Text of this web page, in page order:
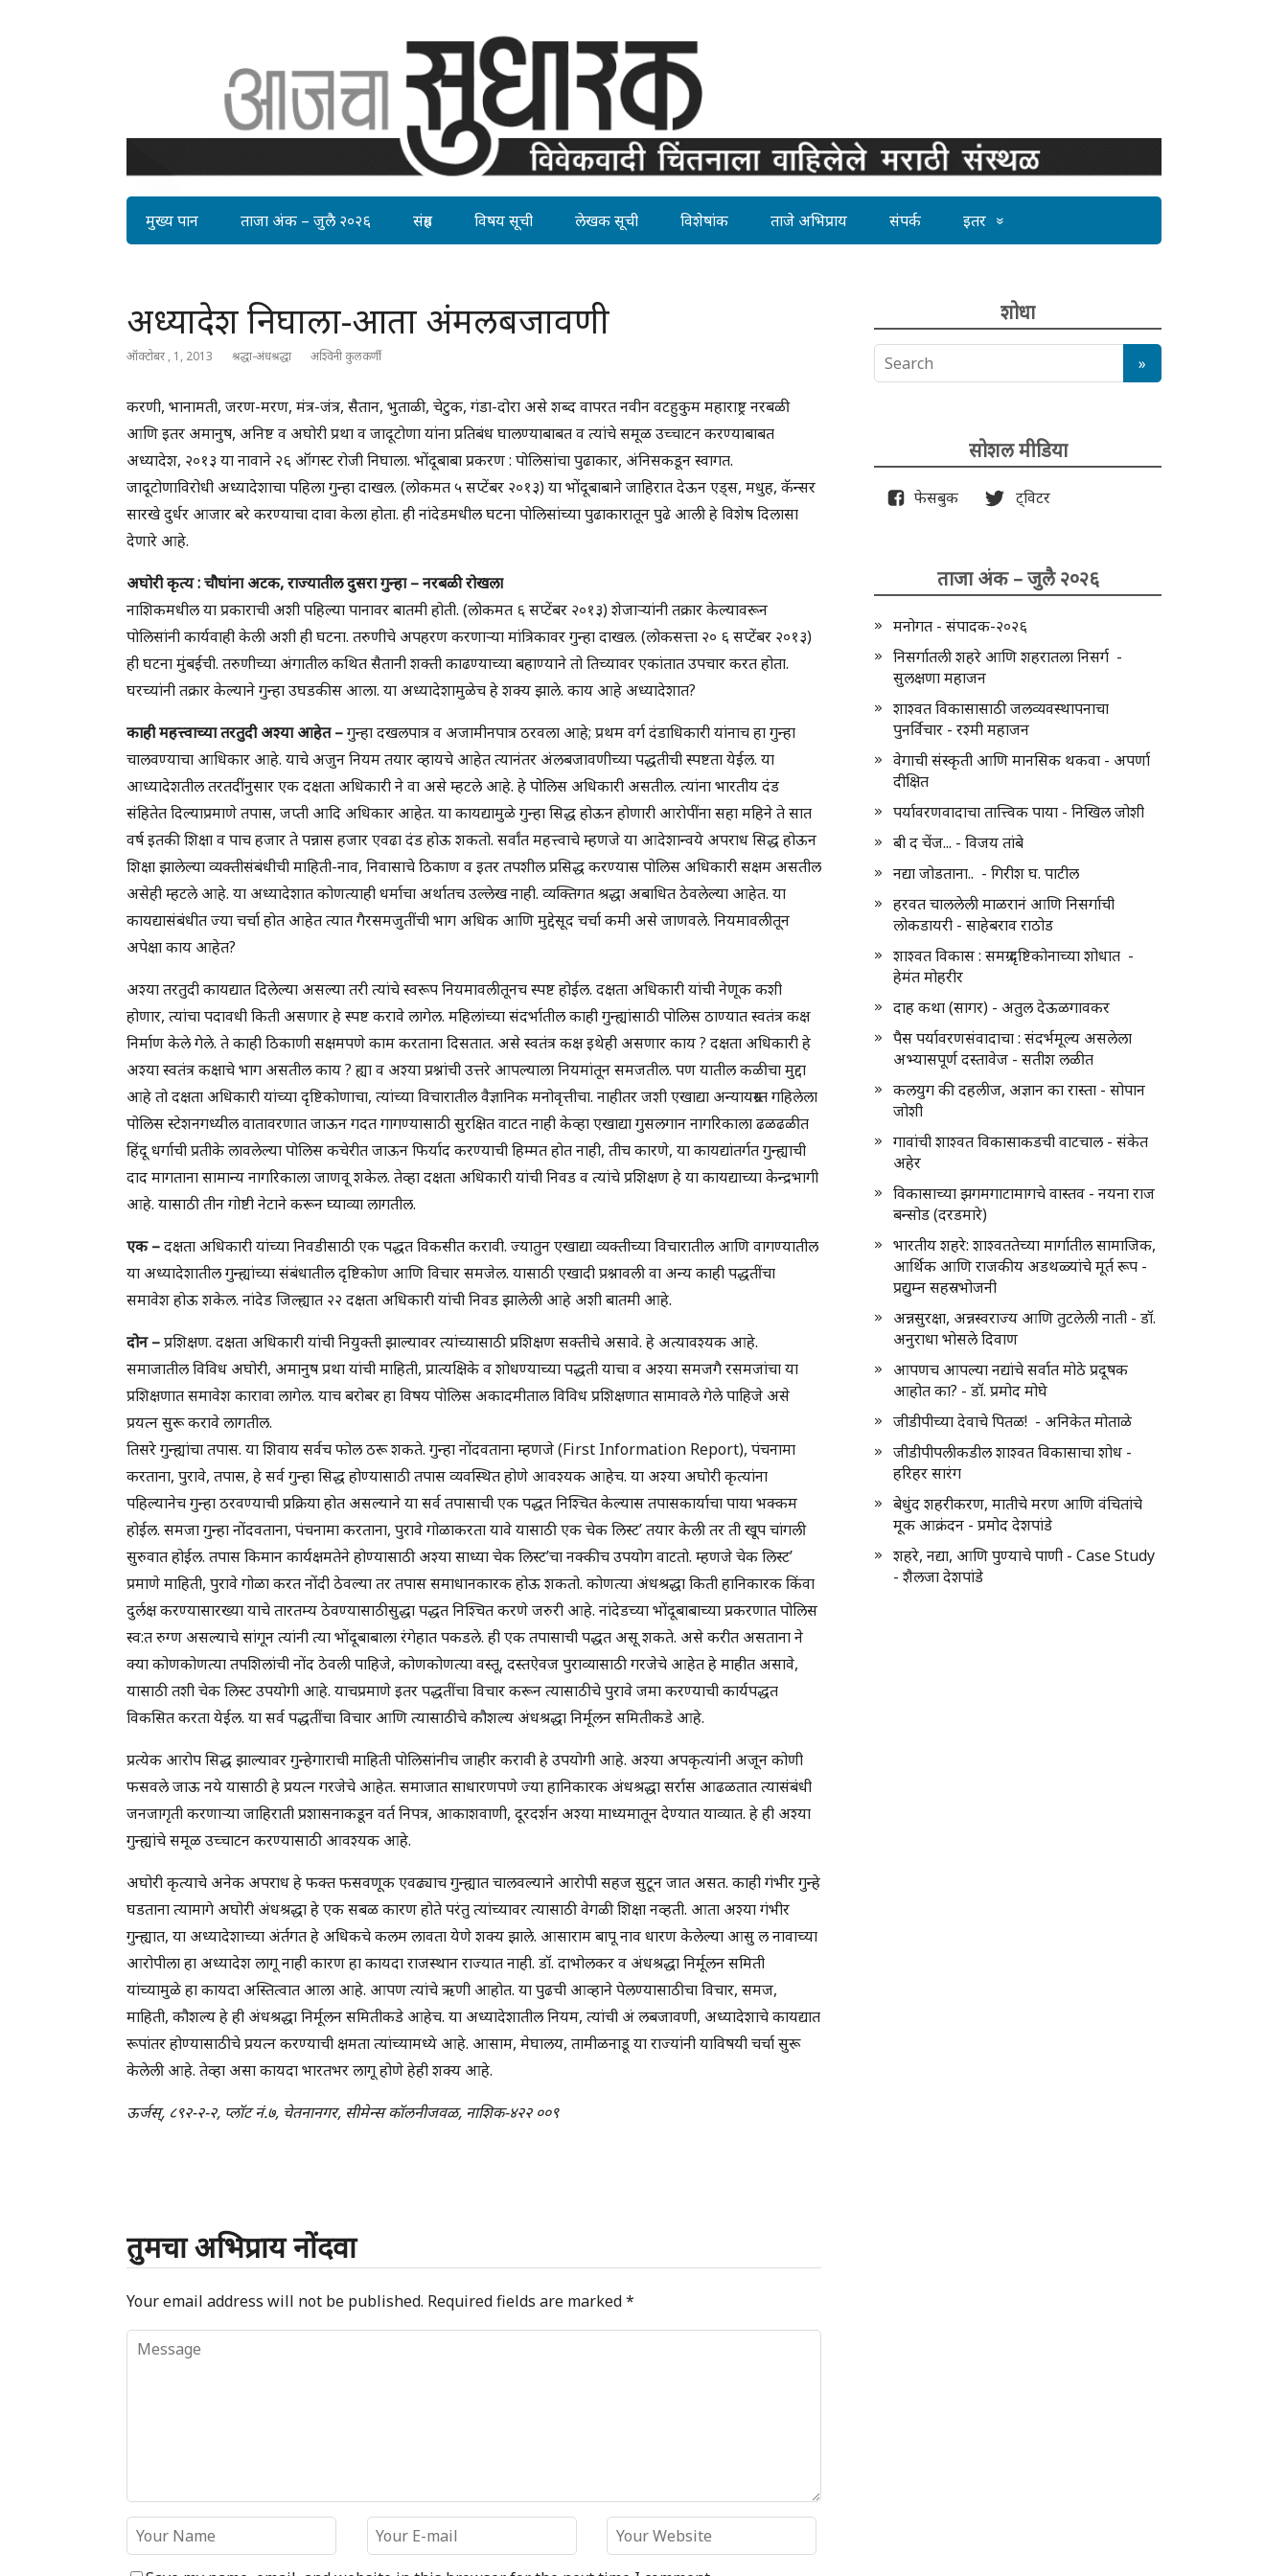
मुख्य पान ताजा अंक – जुलै २०२६ संग्रह विषय सूची लेखक सूची विशेषांक ताजे अभिप्राय संपर्क इतर
अध्यादेश निघाला-आता अंमलबजावणी
ऑक्टोबर , 1, 2013 श्रद्धा-अंधश्रद्धा अश्विनी कुलकर्णी
करणी, भानामती, जरण-मरण, मंत्र-जंत्र, सैतान, भुताळी, चेटुक, गंडा-दोरा असे शब्द वापरत नवीन वटहुकुम महाराष्ट्र नरबळी
आणि इतर अमानुष, अनिष्ट व अघोरी प्रथा व जादूटोणा यांना प्रतिबंध घालण्याबाबत व त्यांचे समूळ उच्चाटन करण्याबाबत
अध्यादेश, २०१३ या नावाने २६ ऑगस्ट रोजी निघाला. भोंदूबाबा प्रकरण : पोलिसांचा पुढाकार, अंनिसकडून स्वागत.
जादूटोणाविरोधी अध्यादेशाचा पहिला गुन्हा दाखल. (लोकमत ५ सप्टेंबर २०१३) या भोंदूबाबाने जाहिरात देऊन एड्स, मधुह, कॅन्सर
सारखे दुर्धर आजार बरे करण्याचा दावा केला होता. ही नांदेडमधील घटना पोलिसांच्या पुढाकारातून पुढे आली हे विशेष दिलासा
देणारे आहे.
अघोरी कृत्य : चौघांना अटक, राज्यातील दुसरा गुन्हा – नरबळी रोखला
नाशिकमधील या प्रकाराची अशी पहिल्या पानावर बातमी होती. (लोकमत ६ सप्टेंबर २०१३) शेजाऱ्यांनी तक्रार केल्यावरून
पोलिसांनी कार्यवाही केली अशी ही घटना. तरुणीचे अपहरण करणाऱ्या मांत्रिकावर गुन्हा दाखल. (लोकसत्ता २० ६ सप्टेंबर २०१३)
ही घटना मुंबईची. तरुणीच्या अंगातील कथित सैतानी शक्ती काढण्याच्या बहाण्याने तो तिच्यावर एकांतात उपचार करत होता.
घरच्यांनी तक्रार केल्याने गुन्हा उघडकीस आला. या अध्यादेशामुळेच हे शक्य झाले. काय आहे अध्यादेशात?
काही महत्त्वाच्या तरतुदी अश्या आहेत –गुन्हा दखलपात्र व अजामीनपात्र ठरवला आहे; प्रथम वर्ग दंडाधिकारी यांनाच हा गुन्हा
चालवण्याचा आधिकार आहे. याचे अजुन नियम तयार व्हायचे आहेत त्यानंतर अंलबजावणीच्या पद्धतीची स्पष्टता येईल. या
आध्यादेशतील तरतदींनुसार एक दक्षता अधिकारी ने वा असे म्हटले आहे. हे पोलिस अधिकारी असतील. त्यांना भारतीय दंड
संहितेत दिल्याप्रमाणे तपास, जप्ती आदि अधिकार आहेत. या कायद्यामुळे गुन्हा सिद्ध होऊन होणारी आरोपींना सहा महिने ते सात
वर्ष इतकी शिक्षा व पाच हजार ते पन्नास हजार एवढा दंड होऊ शकतो. सर्वांत महत्त्वाचे म्हणजे या आदेशान्वये अपराध सिद्ध होऊन
शिक्षा झालेल्या व्यक्तीसंबंधीची माहिती-नाव, निवासाचे ठिकाण व इतर तपशील प्रसिद्ध करण्यास पोलिस अधिकारी सक्षम असतील
असेही म्हटले आहे. या अध्यादेशात कोणत्याही धर्माचा अर्थातच उल्लेख नाही. व्यक्तिगत श्रद्धा अबाधित ठेवलेल्या आहेत. या
कायद्यासंबंधीत ज्या चर्चा होत आहेत त्यात गैरसमजुतींची भाग अधिक आणि मुद्देसूद चर्चा कमी असे जाणवले. नियमावलीतून
अपेक्षा काय आहेत?
अश्या तरतुदी कायद्यात दिलेल्या असल्या तरी त्यांचे स्वरूप नियमावलीतूनच स्पष्ट होईल. दक्षता अधिकारी यांची नेणूक कशी
होणार, त्यांचा पदावधी किती असणार हे स्पष्ट करावे लागेल. महिलांच्या संदर्भातील काही गुन्ह्यांसाठी पोलिस ठाण्यात स्वतंत्र कक्ष
निर्माण केले गेले. ते काही ठिकाणी सक्षमपणे काम करताना दिसतात. असे स्वतंत्र कक्ष इथेही असणार काय ? दक्षता अधिकारी हे
अश्या स्वतंत्र कक्षाचे भाग असतील काय ? ह्या व अश्या प्रश्नांची उत्तरे आपल्याला नियमांतून समजतील. पण यातील कळीचा मुद्दा
आहे तो दक्षता अधिकारी यांच्या दृष्टिकोणाचा, त्यांच्या विचारातील वैज्ञानिक मनोवृत्तीचा. नाहीतर जशी एखाद्या अन्यायग्रस्त गहिलेला
पोलिस स्टेशनगध्यील वातावरणात जाऊन गदत गागण्यासाठी सुरक्षित वाटत नाही केव्हा एखाद्या गुसलगान नागरिकाला ढळढळीत
हिंदू धर्गाची प्रतीके लावलेल्या पोलिस कचेरीत जाऊन फिर्याद करण्याची हिम्मत होत नाही, तीच कारणे, या कायद्यांतर्गत गुन्ह्याची
दाद मागताना सामान्य नागरिकाला जाणवू शकेल. तेव्हा दक्षता अधिकारी यांची निवड व त्यांचे प्रशिक्षण हे या कायद्याच्या केन्द्रभागी
आहे. यासाठी तीन गोष्टी नेटाने करून घ्याव्या लागतील.
एक –दक्षता अधिकारी यांच्या निवडीसाठी एक पद्धत विकसीत करावी. ज्यातुन एखाद्या व्यक्तीच्या विचारातील आणि वागण्यातील
या अध्यादेशातील गुन्ह्यांच्या संबंधातील दृष्टिकोण आणि विचार समजेल. यासाठी एखादी प्रश्नावली वा अन्य काही पद्धतींचा
समावेश होऊ शकेल. नांदेड जिल्ह्यात २२ दक्षता अधिकारी यांची निवड झालेली आहे अशी बातमी आहे.
दोन –प्रशिक्षण. दक्षता अधिकारी यांची नियुक्ती झाल्यावर त्यांच्यासाठी प्रशिक्षण सक्तीचे असावे. हे अत्यावश्यक आहे.
समाजातील विविध अघोरी, अमानुष प्रथा यांची माहिती, प्रात्यक्षिके व शोधण्याच्या पद्धती याचा व अश्या समजगै रसमजांचा या
प्रशिक्षणात समावेश कारावा लागेल. याच बरोबर हा विषय पोलिस अकादमीताल विविध प्रशिक्षणात सामावले गेले पाहिजे असे
प्रयत्न सुरू करावे लागतील.
तिसरे गुन्ह्यांचा तपास. या शिवाय सर्वच फोल ठरू शकते. गुन्हा नोंदवताना म्हणजे (First Information Report), पंचनामा
करताना, पुरावे, तपास, हे सर्व गुन्हा सिद्ध होण्यासाठी तपास व्यवस्थित होणे आवश्यक आहेच. या अश्या अघोरी कृत्यांना
पहिल्यानेच गुन्हा ठरवण्याची प्रक्रिया होत असल्याने या सर्व तपासाची एक पद्धत निश्चित केल्यास तपासकार्याचा पाया भक्कम
होईल. समजा गुन्हा नोंदवताना, पंचनामा करताना, पुरावे गोळाकरता यावे यासाठी एक चेक लिस्ट’ तयार केली तर ती खूप चांगली
सुरुवात होईल. तपास किमान कार्यक्षमतेने होण्यासाठी अश्या साध्या चेक लिस्ट’चा नक्कीच उपयोग वाटतो. म्हणजे चेक लिस्ट’
प्रमाणे माहिती, पुरावे गोळा करत नोंदी ठेवल्या तर तपास समाधानकारक होऊ शकतो. कोणत्या अंधश्रद्धा किती हानिकारक किंवा
दुर्लक्ष करण्यासारख्या याचे तारतम्य ठेवण्यासाठीसुद्धा पद्धत निश्चित करणे जरुरी आहे. नांदेडच्या भोंदूबाबाच्या प्रकरणात पोलिस
स्व:त रुग्ण असल्याचे सांगून त्यांनी त्या भोंदूबाबाला रंगेहात पकडले. ही एक तपासाची पद्धत असू शकते. असे करीत असताना ने
क्या कोणकोणत्या तपशिलांची नोंद ठेवली पाहिजे, कोणकोणत्या वस्तू, दस्तऐवज पुराव्यासाठी गरजेचे आहेत हे माहीत असावे,
यासाठी तशी चेक लिस्ट उपयोगी आहे. याचप्रमाणे इतर पद्धतींचा विचार करून त्यासाठीचे पुरावे जमा करण्याची कार्यपद्धत
विकसित करता येईल. या सर्व पद्धतींचा विचार आणि त्यासाठीचे कौशल्य अंधश्रद्धा निर्मूलन समितीकडे आहे.
प्रत्येक आरोप सिद्ध झाल्यावर गुन्हेगाराची माहिती पोलिसांनीच जाहीर करावी हे उपयोगी आहे. अश्या अपकृत्यांनी अजून कोणी
फसवले जाऊ नये यासाठी हे प्रयत्न गरजेचे आहेत. समाजात साधारणपणे ज्या हानिकारक अंधश्रद्धा सर्रास आढळतात त्यासंबंधी
जनजागृती करणाऱ्या जाहिराती प्रशासनाकडून वर्त निपत्र, आकाशवाणी, दूरदर्शन अश्या माध्यमातून देण्यात याव्यात. हे ही अश्या
गुन्ह्यांचे समूळ उच्चाटन करण्यासाठी आवश्यक आहे.
अघोरी कृत्याचे अनेक अपराध हे फक्त फसवणूक एवढ्याच गुन्ह्यात चालवल्याने आरोपी सहज सुटून जात असत. काही गंभीर गुन्हे
घडताना त्यामागे अघोरी अंधश्रद्धा हे एक सबळ कारण होते परंतु त्यांच्यावर त्यासाठी वेगळी शिक्षा नव्हती. आता अश्या गंभीर
गुन्ह्यात, या अध्यादेशाच्या अंर्तगत हे अधिकचे कलम लावता येणे शक्य झाले. आसाराम बापू नाव धारण केलेल्या आसु ल नावाच्या
आरोपीला हा अध्यादेश लागू नाही कारण हा कायदा राजस्थान राज्यात नाही. डॉ. दाभोलकर व अंधश्रद्धा निर्मूलन समिती
यांच्यामुळे हा कायदा अस्तित्वात आला आहे. आपण त्यांचे ऋणी आहोत. या पुढची आव्हाने पेलण्यासाठीचा विचार, समज,
माहिती, कौशल्य हे ही अंधश्रद्धा निर्मूलन समितीकडे आहेच. या अध्यादेशातील नियम, त्यांची अं लबजावणी, अध्यादेशाचे कायद्यात
रूपांतर होण्यासाठीचे प्रयत्न करण्याची क्षमता त्यांच्यामध्ये आहे. आसाम, मेघालय, तामीळनाडू या राज्यांनी याविषयी चर्चा सुरू
केलेली आहे. तेव्हा असा कायदा भारतभर लागू होणे हेही शक्य आहे.
ऊर्जस्, ८९२-२-२, प्लॉट नं.७, चेतनानगर, सीमेन्स कॉलनीजवळ, नाशिक-४२२ ००९
तुमचा अभिप्राय नोंदवा
Your email address will not be published. Required fields are marked*
शोधा
सोशल मीडिया
फेसबुक ट्विटर
ताजा अंक – जुलै २०२६
मनोगत - संपादक-२०२६
निसर्गातली शहरे आणि शहरातला निसर्ग -
सुलक्षणा महाजन
शाश्वत विकासासाठी जलव्यवस्थापनाचा
पुनर्विचार - रश्मी महाजन
वेगाची संस्कृती आणि मानसिक थकवा - अपर्णा
दीक्षित
पर्यावरणवादाचा तात्त्विक पाया - निखिल जोशी
बी द चेंज... - विजय तांबे
नद्या जोडताना.. - गिरीश घ. पाटील
हरवत चाललेली माळरानं आणि निसर्गाची
लोकडायरी - साहेबराव राठोड
शाश्वत विकास : समग्र दृष्टिकोनाच्या शोधात -
हेमंत मोहरीर
दाह कथा (सागर) - अतुल देऊळगावकर
पैस पर्यावरणसंवादाचा : संदर्भमूल्य असलेला
अभ्यासपूर्ण दस्तावेज - सतीश लळीत
कलयुग की दहलीज, अज्ञान का रास्ता - सोपान
जोशी
गावांची शाश्वत विकासाकडची वाटचाल - संकेत
अहेर
विकासाच्या झगमगाटामागचे वास्तव - नयना राज
बन्सोड (दरडमारे)
भारतीय शहरे: शाश्वततेच्या मार्गातील सामाजिक,
आर्थिक आणि राजकीय अडथळ्यांचे मूर्त रूप -
प्रद्युम्न सहस्रभोजनी
अन्नसुरक्षा, अन्नस्वराज्य आणि तुटलेली नाती - डॉ.
अनुराधा भोसले दिवाण
आपणच आपल्या नद्यांचे सर्वात मोठे प्रदूषक
आहोत का? - डॉ. प्रमोद मोघे
जीडीपीच्या देवाचे पितळ! - अनिकेत मोताळे
जीडीपीपलीकडील शाश्वत विकासाचा शोध -
हरिहर सारंग
बेधुंद शहरीकरण, मातीचे मरण आणि वंचितांचे
मूक आक्रंदन - प्रमोद देशपांडे
शहरे, नद्या, आणि पुण्याचे पाणी - Case Study
- शैलजा देशपांडे